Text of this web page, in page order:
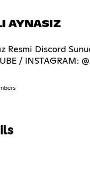
AYNASIZ
Resmi Discord
/ INSTAGRAM: